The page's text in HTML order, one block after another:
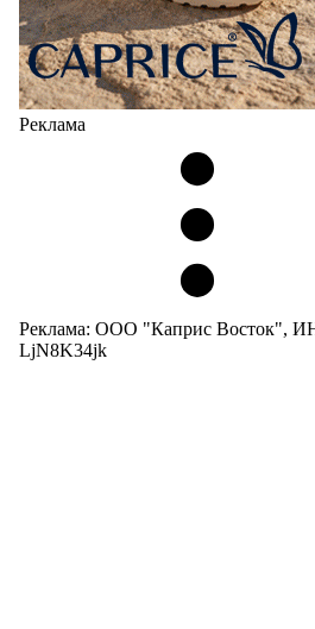
Реклама
Реклама: ООО "Каприс Восток",
LjN8K34jk